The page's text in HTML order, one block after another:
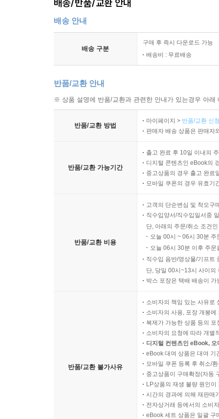
배송/반품/교환 안내
배송 안내
배송 구분
구매 후 즉시 다운로드 가능
배송비 : 무료배송
반품/교환 안내
※ 상품 설명에 반품/교환과 관련한 안내가 있는경우 아
반품/교환 방법
마이페이지 > 반품/교환 신
판매자 배송 상품은 판매자
반품/교환 가능기간
출고 완료 후 10일 이내의
디지털 콘텐츠인 eBook의
중고상품의 경우 출고 완료
모바일 쿠폰의 경우 유효기
반품/교환 비용
고객의 단순변심 및 착오구
직수입양서/직수입일서중
단, 아래의 주문/취소 조건
오늘 00시 ~ 06시 30분
오늘 06시 30분 이후 주
직수입 음반/영상물/기프트
단, 당일 00시~13시 사이의
박스 포장은 택배 배송이
반품/교환 불가사유
소비자의 책임 있는 사유로
소비자의 사용, 포장 개봉
복제가 가능한 상품 등의
소비자의 요청에 따라 개별
디지털 컨텐츠인 eBook,
eBook 대여 상품은 대여 기
모바일 쿠폰 등록 후 취소/
중고상품이 구매확정(자동
LP상품의 재생 불량 원인
시간의 경과에 의해 재판매
전자상거래 등에서의 소비
eBook 세트 상품은 일괄 구